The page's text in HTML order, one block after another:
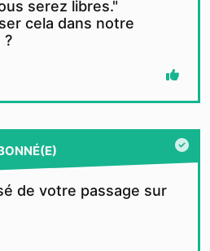
serez libres."
cela dans notre
?
de votre passage sur